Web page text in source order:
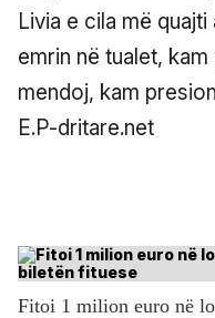
Livia e cila më
emrin në tualet,
mendoj, kam
E.P-dritare.net
Fitoi 1 milion euro në